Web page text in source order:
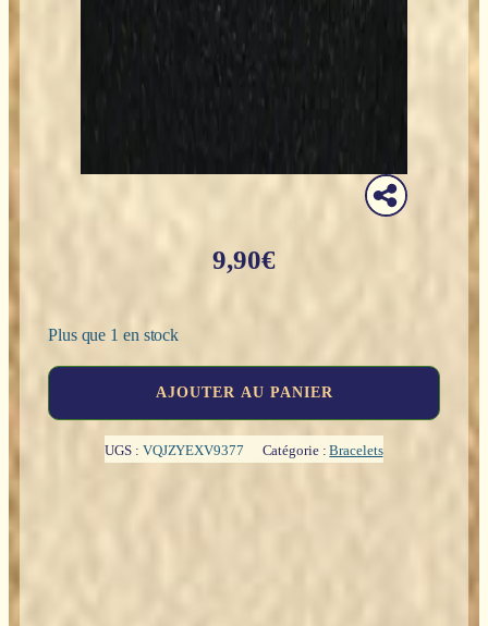
9,90€
Plus que 1 en stock
AJOUTER AU PANIER
UGS : VQJZYEXV9377 Catégorie :Bracelets